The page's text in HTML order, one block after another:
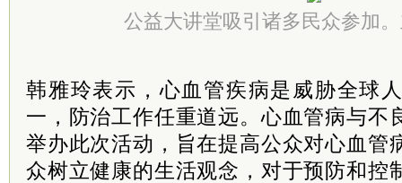
公益大讲堂吸引诸多民众参加
韩雅玲表示，心血管疾病是威胁全球
一，防治工作任重道远。心血管病与不
举办此次活动，旨在提高公众对心血管
众树立健康的生活观念，对于预防和控